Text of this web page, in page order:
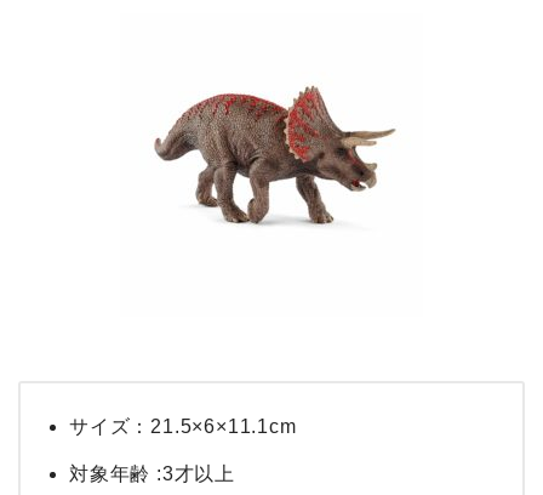
サイズ：21.5×6×11.1cm
対象年齢 :3才以上